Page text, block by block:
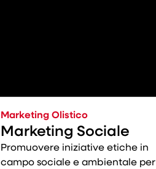
Marketing Olistico
Marketing Sociale
Promuovere iniziative etiche in
campo sociale e ambientale per